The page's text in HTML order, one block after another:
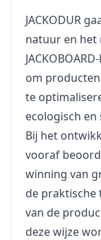
JACKODUR
natuur en het
om
te
ecologisch
Bij het
vooraf
winning van
de praktische
van de
deze wijze